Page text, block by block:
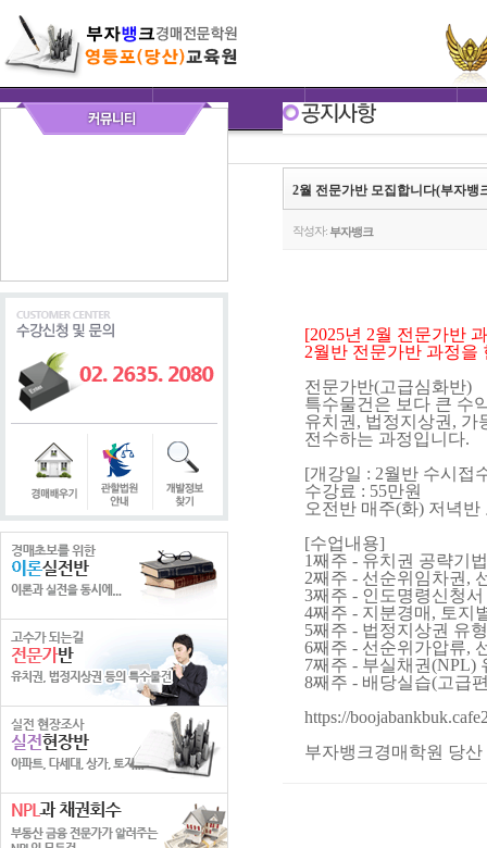
2월 전문가반 모집합니다(부자뱅
작성자: 부자뱅크
[2025년 2월 전문가반
2월반 전문가반 과정을
전문가반(고급심화반)
특수물건은 보다 큰 수
유치권, 법정지상권, 가
전수하는 과정입니다.
[개강일 : 2월반 수시접
수강료 : 55만원
오전반 매주(화) 저녁반
[수업내용]
1째주 - 유치권 공략기
2째주 - 선순위임차권,
3째주 - 인도명령신청
4째주 - 지분경매, 토지
5째주 - 법정지상권 유
6째주 - 선순위가압류,
7째주 - 부실채권(NPL)
8째주 - 배당실습(고급
https://
부자뱅크경매학원 당산